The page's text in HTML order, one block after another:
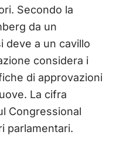
Secondo la
da un
deve a un cavillo
considera i
di approvazioni
La cifra
Congressional
parlamentari.